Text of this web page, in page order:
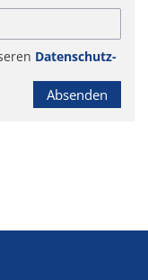
Datenschutz-
Absenden